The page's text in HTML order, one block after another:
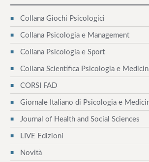
Collana Giochi Psicologici
Collana Psicologia e Management
Collana Psicologia e Sport
Collana Scientifica Psicologia e
CORSI FAD
Giornale Italiano di Psicologia e
Journal of Health and Social Sciences
LIVE Edizioni
Novità